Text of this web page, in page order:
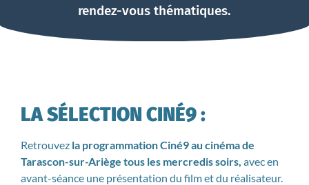
rendez-vous thématiques.
LA SÉLECTION CINÉ9 :
Retrouvez la programmation Ciné9 au cinéma de
Tarascon-sur-Ariège tous les mercredis soirs, avec en
avant-séance une présentation du film et du réalisateur.